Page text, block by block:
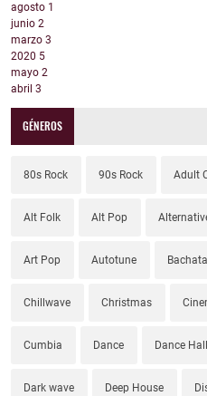
agosto 1
junio 2
marzo 3
2020 5
mayo 2
abril 3
GÉNEROS
80s Rock 90s Rock Adult
Alt Folk Alt Pop
Art Pop Autotune Bachata
Chillwave Christmas
Cumbia Dance Dance Hall
Dark wave Deep House